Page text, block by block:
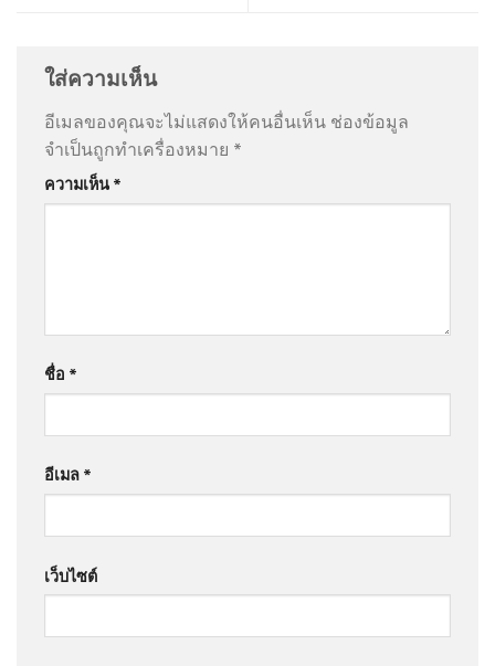
ใส่ความเห็น
อีเมลของคุณจะไม่แสดงให้คนอื่นเห็น ช่องข้อมูล
จำเป็นถูกทำเครื่องหมาย *
ความเห็น *
ชื่อ *
อีเมล *
เว็บไซต์